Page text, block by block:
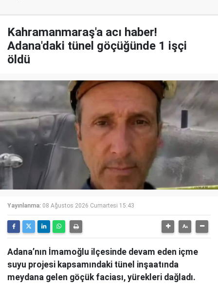
Kahramanmaraş'a acı haber!
Adana'daki tünel göçüğünde 1 işçi
öldü
Yayınlanma: 08 Ağustos 2026 Cumartesi 15:43
Adana’nın İmamoğlu ilçesinde devam eden içme
suyu projesi kapsamındaki tünel inşaatında
meydana gelen göçük faciası, yürekleri dağladı.